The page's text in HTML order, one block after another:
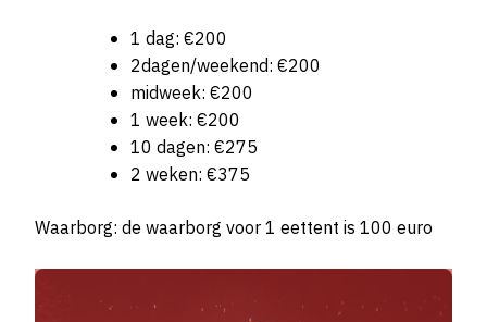
1 dag: €200
2dagen/weekend: €200
midweek: €200
1 week: €200
10 dagen: €275
2 weken: €375
Waarborg: de waarborg voor 1 eettent is 100 euro